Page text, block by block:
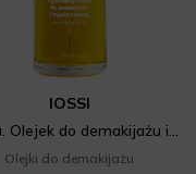
IOSSI
Śliwka. Olejek do demakijażu i mycia twarzy
Olejki do demakijażu